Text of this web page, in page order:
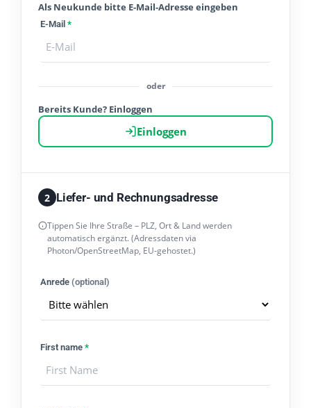
Als Neukunde bitte E-Mail-Adresse eingeben
E-Mail *
oder
Bereits Kunde? Einloggen
Einloggen
2 Liefer- und Rechnungsadresse
Tippen Sie Ihre Straße – PLZ, Ort & Land werden
automatisch ergänzt. (Adressdaten via
Photon/OpenStreetMap, EU-gehostet.)
Anrede (optional)
First name *